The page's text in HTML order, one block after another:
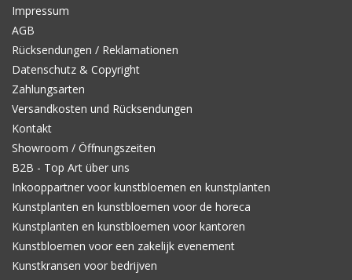
Impressum
AGB
Rücksendungen / Reklamationen
Datenschutz & Copyright
Zahlungsarten
Versandkosten und Rücksendungen
Kontakt
Showroom / Öffnungszeiten
B2B - Top Art über uns
Inkooppartner voor kunstbloemen en kunstplanten
Kunstplanten en kunstbloemen voor de horeca
Kunstplanten en kunstbloemen voor kantoren
Kunstbloemen voor een zakelijk evenement
Kunstkransen voor bedrijven